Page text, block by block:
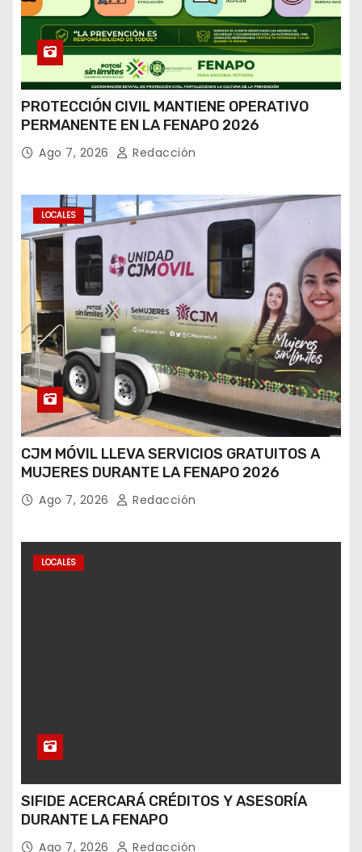
PROTECCIÓN CIVIL MANTIENE OPERATIVO
PERMANENTE EN LA FENAPO 2026
Ago 7, 2026 Redacción
LOCALES
CJM MÓVIL LLEVA SERVICIOS GRATUITOS A
MUJERES DURANTE LA FENAPO 2026
Ago 7, 2026 Redacción
LOCALES
SIFIDE ACERCARÁ CRÉDITOS Y ASESORÍA
DURANTE LA FENAPO
Ago 7, 2026 Redacción